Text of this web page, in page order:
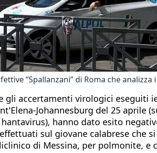
“Spallanzani” di Roma che analizza
gli accertamenti virologici
Johannesburg del 25 aprile
hanno dato esito
sul giovane calabrese che
di Messina, per polmonite, e